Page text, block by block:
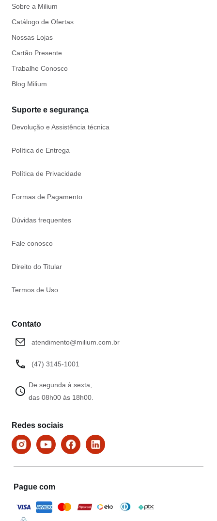
Sobre a Milium
Catálogo de Ofertas
Nossas Lojas
Cartão Presente
Trabalhe Conosco
Blog Milium
Suporte e segurança
Devolução e Assistência técnica
Política de Entrega
Política de Privacidade
Formas de Pagamento
Dúvidas frequentes
Fale conosco
Direito do Titular
Termos de Uso
Contato
atendimento@milium.com.br
(47) 3145-1001
De segunda à sexta,
das 08h00 às 18h00.
Redes sociais
Pague com